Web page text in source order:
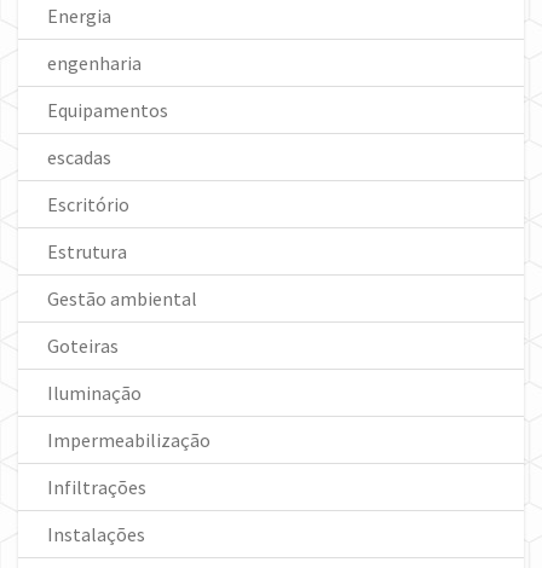
Energia
engenharia
Equipamentos
escadas
Escritório
Estrutura
Gestão ambiental
Goteiras
Iluminação
Impermeabilização
Infiltrações
Instalações